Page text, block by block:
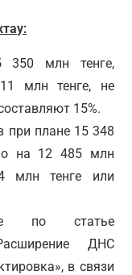
350 млн тенге,
млн тенге, не
15%.
при плане 15 348
на 12 485 млн
млн тенге или
по статье
ДНС
в связи